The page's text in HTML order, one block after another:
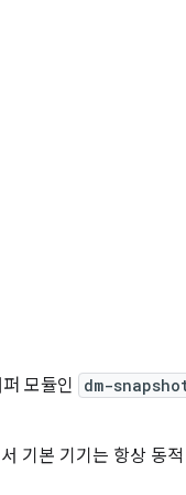
모듈인 dm-
기본 기기는 항상 동